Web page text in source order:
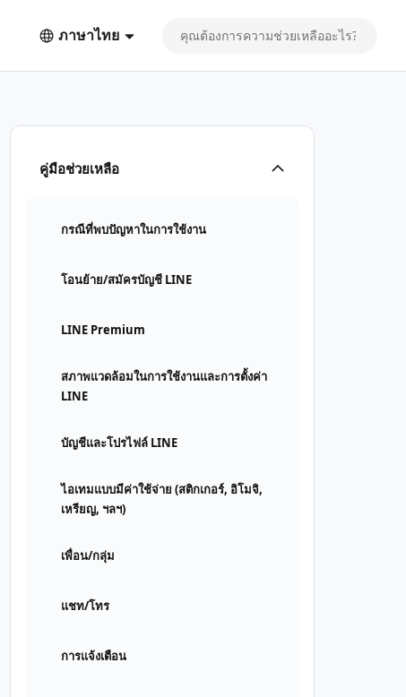
ภาษาไทย
คู่มือช่วยเหลือ
กรณีที่พบปัญหาในการใช้งาน
โอนย้าย/สมัครบัญชี LINE
LINE Premium
สภาพแวดล้อมในการใช้งานและการตั้งค่า
LINE
บัญชีและโปรไฟล์ LINE
ไอเทมแบบมีค่าใช้จ่าย (สติกเกอร์, อิโมจิ,
เหรียญ, ฯลฯ)
เพื่อน/กลุ่ม
แชท/โทร
การแจ้งเตือน